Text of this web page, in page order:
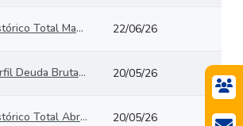
Histórico Total Mayo2026 22/06/26
Perfil Deuda Bruta GNC Abril 2026 20/05/26
Histórico Total Abril2026 20/05/26